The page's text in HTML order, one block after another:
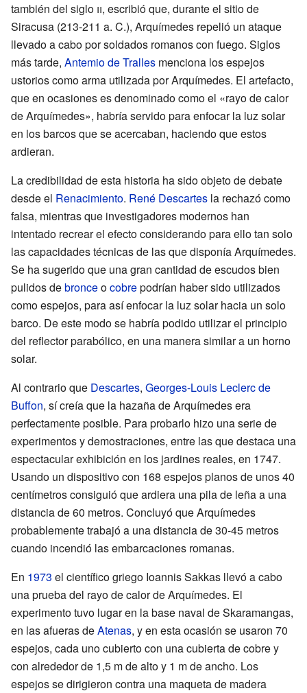
también del siglo ii, escribió que, durante el sitio de
Siracusa (213-211 a. C.), Arquímedes repelió un ataque
llevado a cabo por soldados romanos con fuego. Siglos
más tarde, Antemio de Tralles menciona los espejos
ustorios como arma utilizada por Arquímedes. El artefacto,
que en ocasiones es denominado como el «rayo de calor
de Arquímedes», habría servido para enfocar la luz solar
en los barcos que se acercaban, haciendo que estos
ardieran.
La credibilidad de esta historia ha sido objeto de debate
desde el Renacimiento. René Descartes la rechazó como
falsa, mientras que investigadores modernos han
intentado recrear el efecto considerando para ello tan solo
las capacidades técnicas de las que disponía Arquímedes.
Se ha sugerido que una gran cantidad de escudos bien
pulidos debronceocobrepodrían haber sido utilizados
como espejos, para así enfocar la luz solar hacia un solo
barco. De este modo se habría podido utilizar el principio
del reflector parabólico, en una manera similar a un horno
solar.
Al contrario que Descartes, Georges-Louis Leclerc de
Buffon, sí creía que la hazaña de Arquímedes era
perfectamente posible. Para probarlo hizo una serie de
experimentos y demostraciones, entre las que destaca una
espectacular exhibición en los jardines reales, en 1747.
Usando un dispositivo con 168 espejos planos de unos 40
centímetros consiguió que ardiera una pila de leña a una
distancia de 60 metros. Concluyó que Arquímedes
probablemente trabajó a una distancia de 30-45 metros
cuando incendió las embarcaciones romanas.
En 1973 el científico griego Ioannis Sakkas llevó a cabo
una prueba del rayo de calor de Arquímedes. El
experimento tuvo lugar en la base naval de Skaramangas,
en las afueras deAtenas, y en esta ocasión se usaron 70
espejos, cada uno cubierto con una cubierta de cobre y
con alrededor de 1,5 m de alto y 1 m de ancho. Los
espejos se dirigieron contra una maqueta de madera